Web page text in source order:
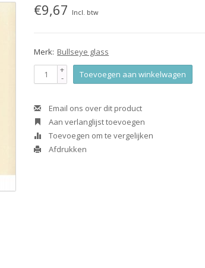
€9,67 Incl. btw
Merk: Bullseye glass
+
- Toevoegen aan winkelwagen
Email ons over dit product
Aan verlanglijst toevoegen
Toevoegen om te vergelijken
Afdrukken